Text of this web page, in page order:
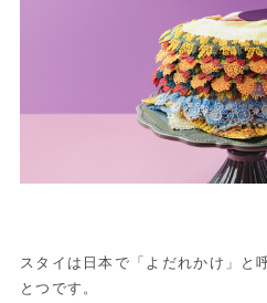
スタイは日本で「よだれかけ」と
とつです。